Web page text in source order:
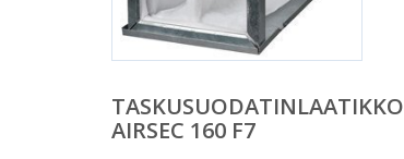
TASKUSUODATINLAATIKKO
AIRSEC 160 F7